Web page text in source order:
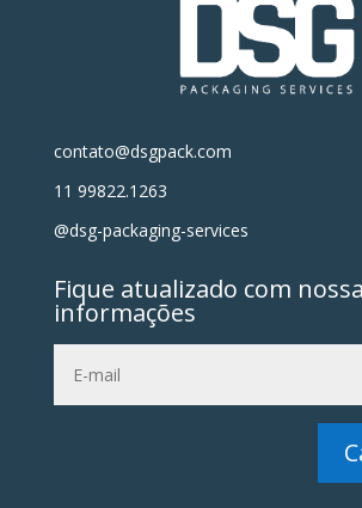
contato@dsgpack.com
11 99822.1263
@dsg-packaging-services
Fique atualizado com
informações